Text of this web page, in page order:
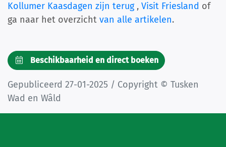
Kollumer Kaasdagen zijn terug , Visit Friesland of
ga naar het overzicht van alle artikelen.
Beschikbaarheid en direct boeken
Gepubliceerd 27-01-2025 / Copyright © Tusken
Wad en Wâld